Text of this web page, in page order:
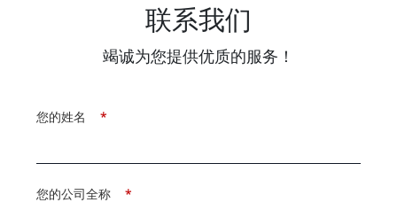
联系我们
竭诚为您提供优质的服务！
*
您的姓名
*
您的公司全称